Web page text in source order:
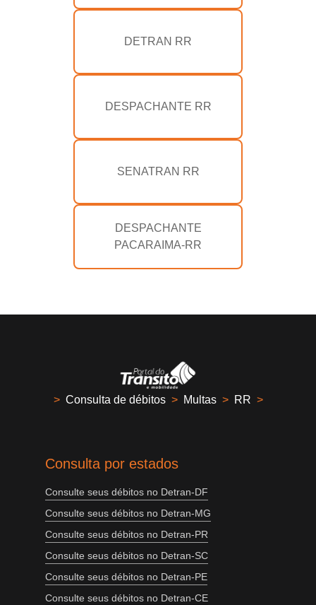
DETRAN RR
DESPACHANTE RR
SENATRAN RR
DESPACHANTE
PACARAIMA-RR
> Consulta de débitos > Multas > RR >
Consulta por estados
Consulte seus débitos no Detran-DF
Consulte seus débitos no Detran-MG
Consulte seus débitos no Detran-PR
Consulte seus débitos no Detran-SC
Consulte seus débitos no Detran-PE
Consulte seus débitos no Detran-CE